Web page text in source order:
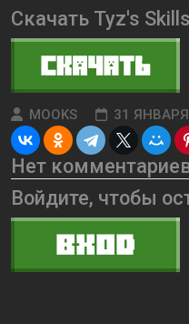
Скачать Tyz's Skills
MOOKS 31
Нет
Войдите, чтобы